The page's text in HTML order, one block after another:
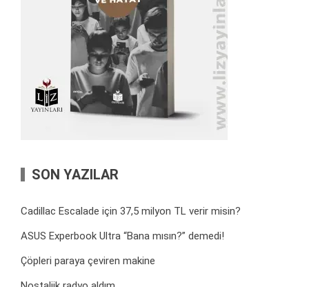
SON YAZILAR
Cadillac Escalade için 37,5 milyon TL verir misin?
ASUS Experbook Ultra “Bana mısın?” demedi!
Çöpleri paraya çeviren makine